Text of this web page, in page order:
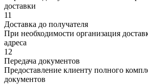
доставки
11
Доставка до получателя
При необходимости организация
адреса
12
Передача документов
Предоставление клиенту полного
документов